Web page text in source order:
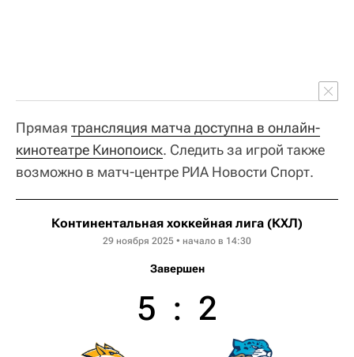
Прямая трансляция матча доступна в онлайн-
кинотеатре Кинопоиск. Следить за игрой также
возможно в матч-центре РИА Новости Спорт.
Континентальная хоккейная лига (КХЛ)
29 ноября 2025 • начало в 14:30
Завершен
5 : 2